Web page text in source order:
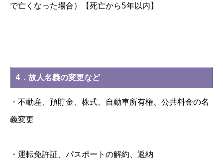
で亡くなった場合）【死亡から5年以内】
4．故人名義の変更など
・不動産、預貯金、株式、自動車所有権、公共料金の名
義変更
・運転免許証、パスポートの解約、返納